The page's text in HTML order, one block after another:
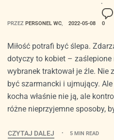
PRZEZ PERSONEL WC 2022-05-08 0
Miłość potrafi być ślepa.
dotyczy to kobiet – zaślepione
wybranek traktował je źle. Nie
być szarmancki i ujmujący.
kocha właśnie nie ją, ale
różne nieprzyjemne sposoby,
CZYTAJ DALEJ 5 MIN READ